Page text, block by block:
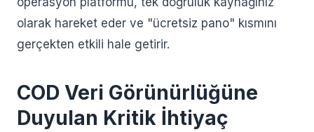
olarak hareket eder ve "ücretsiz pano" kısmını
gerçekten etkili hale getirir.
COD Veri Görünürlüğüne
Duyulan Kritik İhtiyaç